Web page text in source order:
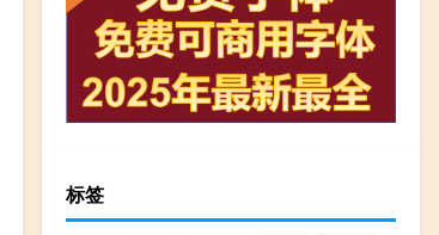
标签